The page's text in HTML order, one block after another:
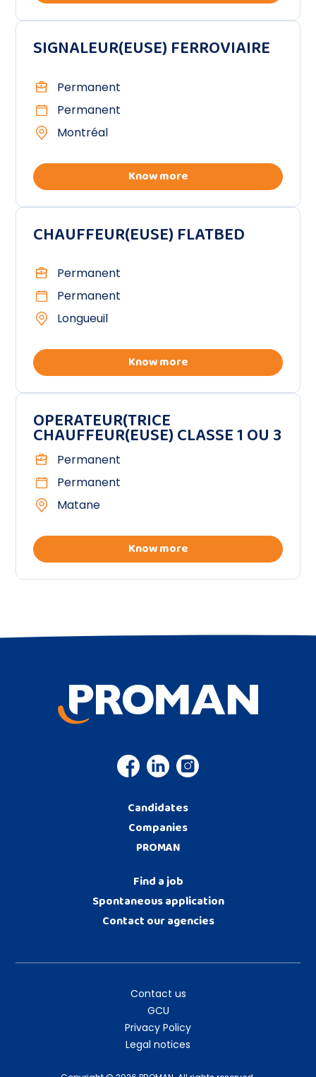
SIGNALEUR(EUSE) FERROVIAIRE
Permanent
Permanent
Montréal
Know more
CHAUFFEUR(EUSE) FLATBED
Permanent
Permanent
Longueuil
Know more
OPERATEUR(TRICE
CHAUFFEUR(EUSE) CLASSE 1 OU 3
Permanent
Permanent
Matane
Know more
Candidates
Companies
PROMAN
Find a job
Spontaneous application
Contact our agencies
Contact us
GCU
Privacy Policy
Legal notices